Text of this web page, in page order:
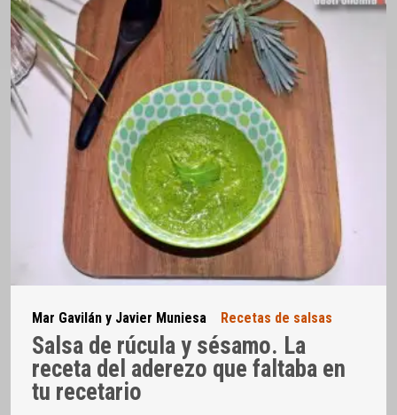
Mar Gavilán y Javier Muniesa Recetas de salsas
Salsa de rúcula y sésamo. La
receta del aderezo que faltaba en
tu recetario